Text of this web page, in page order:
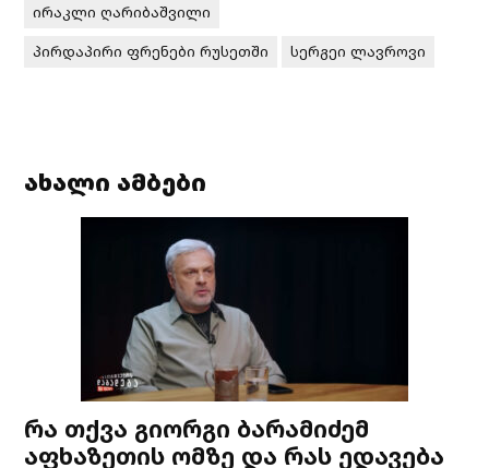
ირაკლი ღარიბაშვილი
პირდაპირი ფრენები რუსეთში
სერგეი ლავროვი
ახალი ამბები
რა თქვა გიორგი ბარამიძემ
აფხაზეთის ომზე და რას ედავება